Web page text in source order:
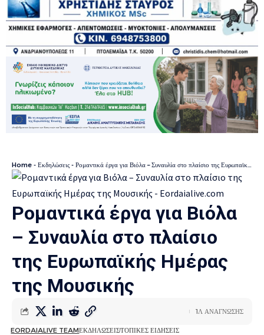
Home - Εκδηλώσεις - Ρομαντικά έργα για Βιόλα – Συναυλία στο πλαίσιο της Ευρωπαϊκής Ημέρας της Μουσικής
Ρομαντικά έργα για Βιόλα
– Συναυλία στο πλαίσιο
της Ευρωπαϊκής Ημέρας
της Μουσικής
EORDAIALIVE TEAMΕΚΔΗΛΩΣΕΙΣΤΟΠΙΚΕΣ ΕΙΔΗΣΕΙΣ
1Λ ΑΝΑΓΝΩΣΗΣ